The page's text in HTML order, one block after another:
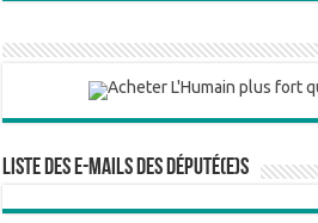
Liste des e-mails des député(e)s